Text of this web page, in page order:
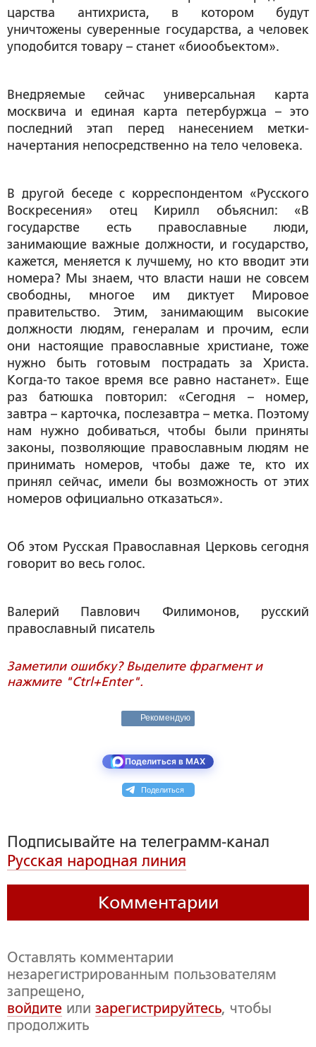
царства антихриста, в котором будут
уничтожены суверенные государства, а человек
уподобится товару – станет «биообъектом».
Внедряемые сейчас универсальная карта
москвича и единая карта петербуржца – это
последний этап перед нанесением метки-
начертания непосредственно на тело человека.
В другой беседе с корреспондентом «Русского
Воскресения» отец Кирилл объяснил: «В
государстве есть православные люди,
занимающие важные должности, и государство,
кажется, меняется к лучшему, но кто вводит эти
номера? Мы знаем, что власти наши не совсем
свободны, многое им диктует Мировое
правительство. Этим, занимающим высокие
должности людям, генералам и прочим, если
они настоящие православные христиане, тоже
нужно быть готовым пострадать за Христа.
Когда-то такое время все равно настанет». Еще
раз батюшка повторил: «Сегодня – номер,
завтра – карточка, послезавтра – метка. Поэтому
нам нужно добиваться, чтобы были приняты
законы, позволяющие православным людям не
принимать номеров, чтобы даже те, кто их
принял сейчас, имели бы возможность от этих
номеров официально отказаться».
Об этом Русская Православная Церковь сегодня
говорит во весь голос.
Валерий Павлович Филимонов, русский
православный писатель
Заметили ошибку? Выделите фрагмент и
нажмите "Ctrl+Enter".
Рекомендую
Поделиться в MAX
Поделиться
Подписывайте на телеграмм-канал
Русская народная линия
Комментарии
Оставлять комментарии
незарегистрированным пользователям
запрещено,
войдите или зарегистрируйтесь, чтобы
продолжить